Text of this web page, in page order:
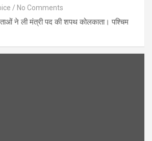
No Comments
ने ली मंत्री पद की शपथ कोलकाता। पश्चिम